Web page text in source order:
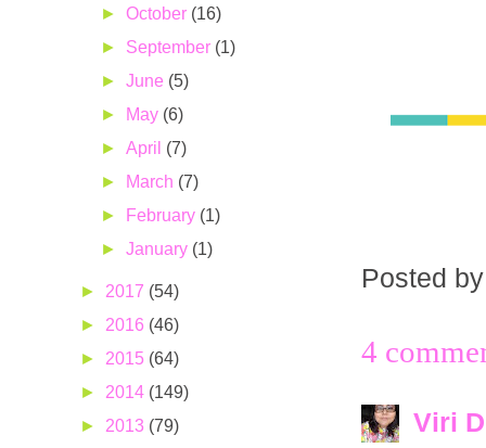
Posted
4
Viri
►October (16)
► September (1)
►June (5)
►
May (6)
►April (7)
►
March (7)
►
February (1)
►January (1)
► 2017 (54)
► 2016 (46)
► 2015 (64)
► 2014 (149)
► 2013 (79)